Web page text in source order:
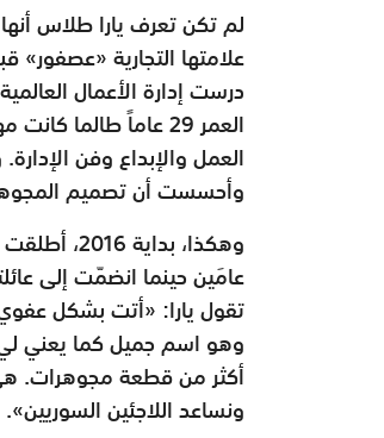
لم تكن تعرف يارا طلاس
علامتها التجارية «عصفور»
درست إدارة الأعمال
العمر 29 عاماً
العمل والإبداع وفن
وأحسست أن تصميم
وهكذا،
تقول يارا: «أتت بشكل
وهو اسم جميل كما يعني لي
أكثر من قطعة مجوهرات. هي
ونساعد اللاجئين السوريين».